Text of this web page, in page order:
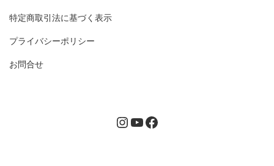
特定商取引法に基づく表示
プライバシーポリシー
お問合せ
Instagram
YouTube
Facebook